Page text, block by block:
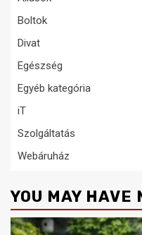
Boltok
Divat
Egészség
Egyéb kategória
iT
Szolgáltatás
Webáruház
YOU MAY HAVE